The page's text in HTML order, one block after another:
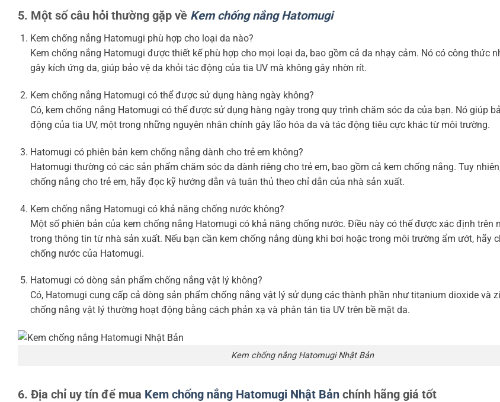
5. Một số câu hỏi thường gặp về Kem chống nắng Hatomugi
Kem chống nắng Hatomugi phù hợp cho loại da nào?
Kem chống nắng Hatomugi được thiết kế phù hợp cho mọi loại da, bao gồm cả da nhạy cảm. Nó có công thức
gây kích ứng da, giúp bảo vệ da khỏi tác động của tia UV mà không gây nhờn rít.
Kem chống nắng Hatomugi có thể được sử dụng hàng ngày không?
Có, kem chống nắng Hatomugi có thể được sử dụng hàng ngày trong quy trình chăm sóc da của bạn. Nó giúp
động của tia UV, một trong những nguyên nhân chính gây lão hóa da và tác động tiêu cực khác từ môi trường.
Hatomugi có phiên bản kem chống nắng dành cho trẻ em không?
Hatomugi thường có các sản phẩm chăm sóc da dành riêng cho trẻ em, bao gồm cả kem chống nắng. Tuy
chống nắng cho trẻ em, hãy đọc kỹ hướng dẫn và tuân thủ theo chỉ dẫn của nhà sản xuất.
Kem chống nắng Hatomugi có khả năng chống nước không?
Một số phiên bản của kem chống nắng Hatomugi có khả năng chống nước. Điều này có thể được xác định trên
trong thông tin từ nhà sản xuất. Nếu bạn cần kem chống nắng dùng khi bơi hoặc trong môi trường ẩm ướt, hãy
chống nước của Hatomugi.
Hatomugi có dòng sản phẩm chống nắng vật lý không?
Có, Hatomugi cung cấp cả dòng sản phẩm chống nắng vật lý sử dụng các thành phần như titanium dioxide và
chống nắng vật lý thường hoạt động bằng cách phản xạ và phân tán tia UV trên bề mặt da.
Kem chống nắng Hatomugi Nhật Bản
6. Địa chỉ uy tín để mua Kem chống nắng Hatomugi Nhật Bản chính hãng giá tốt